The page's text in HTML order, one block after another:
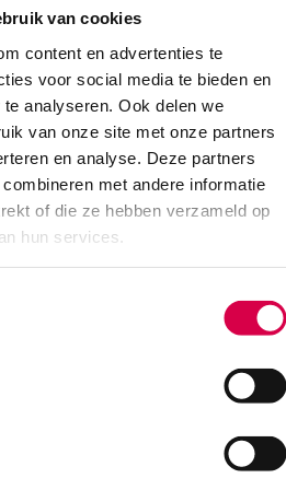
van cookies
content en advertenties te
voor social media te bieden en
analyseren. Ook delen we
van onze site met onze partners
en analyse. Deze partners
met andere informatie
of die ze hebben verzameld op
hun services.
1 stuk
5 liter
besteld, vandaag verzonden
vanaf €75 bestelwaarde